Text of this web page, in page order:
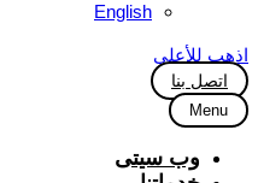
English
اذهب للأعلى
اتصل بنا
Menu
وب سیتی